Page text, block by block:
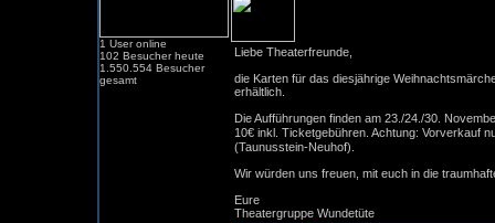
1 User online
102 Besucher heute
1.550.554 Besucher
gesamt
Liebe Theaterfreunde,
die Karten für das diesjährige
erhältlich.
Die Aufführungen finden am 23./24./30.
10€ inkl. Ticketgebühren. Achtung: Vorverkauf
(Taunusstein-Neuhof).
Wir würden uns freuen, mit euch in die
Eure
Theatergruppe Wundetüte